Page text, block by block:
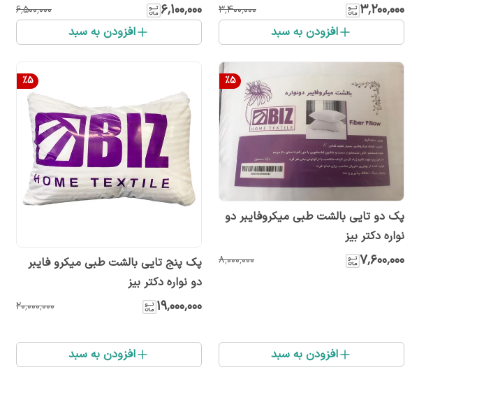
۳٬۲۰۰٬۰۰۰ ۳٬۴۰۰٬۰۰۰
افزودن به سبد
۶٬۱۰۰٬۰۰۰ ۶٬۵۰۰٬۰۰۰
افزودن به سبد
%5
پک دو تایی بالشت طبی میکروفایبر دو
نواره دکتر بیز
۷٬۶۰۰٬۰۰۰ ۸٬۰۰۰٬۰۰۰
افزودن به سبد
%5
پک پنج تایی بالشت طبی میکرو فایبر
دو نواره دکتر بیز
۱۹٬۰۰۰٬۰۰۰ ۲۰٬۰۰۰٬۰۰۰
افزودن به سبد